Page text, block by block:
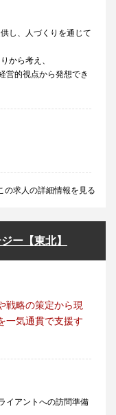
し、人づくりを通じて
から考え、
的視点から発想でき
の求人の詳細情報を見る
ー【東北】
戦略の策定から現
一気通貫で支援す
イアントへの訪問準備